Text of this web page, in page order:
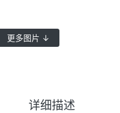
更多图片 ↓
详细描述